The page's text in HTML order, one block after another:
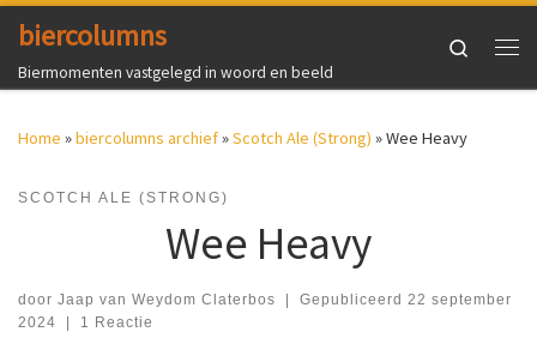
Ga naar inhoud
biercolumns
Biermomenten vastgelegd in woord en beeld
Search
Home »biercolumns archief»Scotch Ale (Strong) »Wee Heavy
SCOTCH ALE (STRONG)
Wee Heavy
door Jaap van Weydom Claterbos Gepubliceerd 22 september
2024
1 Reactie